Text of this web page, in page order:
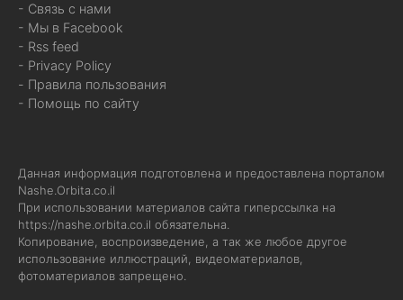
- Связь с нами
- Мы в Facebook
- Rss feed
- Privacy Policy
- Правила пользования
- Помощь по сайту
Данная информация подготовлена и предоставлена порталом
Nashe.Orbita.co.il
При использовании материалов сайта гиперссылка на
https://nashe.orbita.co.il обязательна.
Копирование, воспроизведение, а так же любое другое
использование иллюстраций, видеоматериалов,
фотоматериалов запрещено.